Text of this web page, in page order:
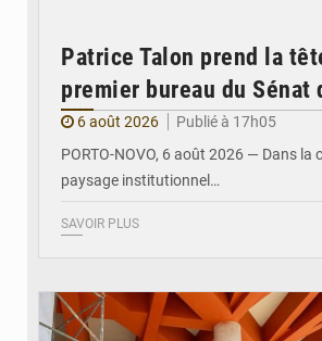
Patrice Talon prend la
premier bureau du Sénat
6 août 2026
Publié à 17h05
PORTO-NOVO, 6 août 2026 — Dans la
paysage institutionnel…
SAVOIR PLUS